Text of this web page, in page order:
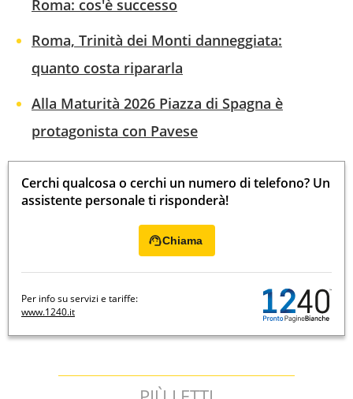
Roma: cos'è successo
Roma, Trinità dei Monti danneggiata:
quanto costa ripararla
Alla Maturità 2026 Piazza di Spagna è
protagonista con Pavese
Cerchi qualcosa o cerchi un numero di telefono? Un
assistente personale ti risponderà!
Chiama
Per info su servizi e tariffe:
www.1240.it